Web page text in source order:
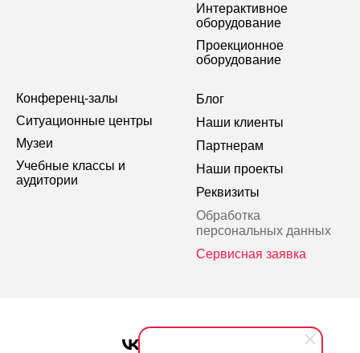
Интерактивное
оборудование
Проекционное
оборудование
Конференц-залы
Ситуационные центры
Музеи
Учебные классы и
аудитории
Блог
Наши клиенты
Партнерам
Наши проекты
Реквизиты
Обработка
персональных данных
Сервисная заявка